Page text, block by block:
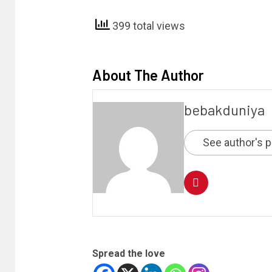
399 total views
About The Author
bebakduniya
See author's
Spread the love